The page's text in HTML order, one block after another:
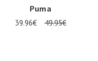
Puma
39.96€ 49.95€